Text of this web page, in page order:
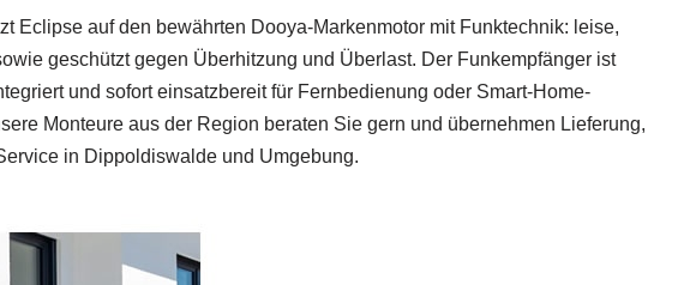
Eclipse auf den bewährten Dooya-Markenmotor mit Funktechnik: leise,
geschützt gegen Überhitzung und Überlast. Der Funkempfänger ist
und sofort einsatzbereit für Fernbedienung oder Smart‑Home-
Monteure aus der Region beraten Sie gern und übernehmen Lieferung,
in Dippoldiswalde und Umgebung.